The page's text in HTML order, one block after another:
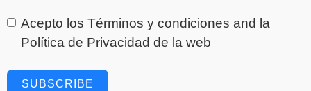
Acepto los Términos y condiciones and la
Política de Privacidad de la web
SUBSCRIBE